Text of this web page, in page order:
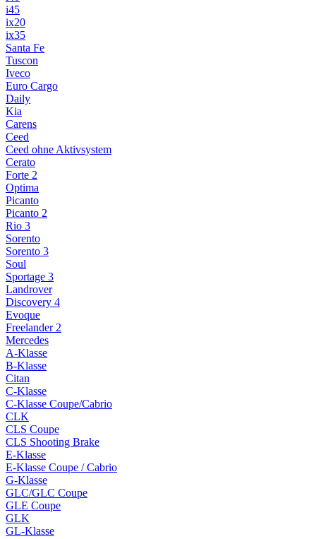
i45
ix20
ix35
Santa Fe
Tuscon
Iveco
Euro Cargo
Daily
Kia
Carens
Ceed
Ceed ohne Aktivsystem
Cerato
Forte 2
Optima
Picanto
Picanto 2
Rio 3
Sorento
Sorento 3
Soul
Sportage 3
Landrover
Discovery 4
Evoque
Freelander 2
Mercedes
A-Klasse
B-Klasse
Citan
C-Klasse
C-Klasse Coupe/Cabrio
CLK
CLS Coupe
CLS Shooting Brake
E-Klasse
E-Klasse Coupe / Cabrio
G-Klasse
GLC/GLC Coupe
GLE Coupe
GLK
GL-Klasse